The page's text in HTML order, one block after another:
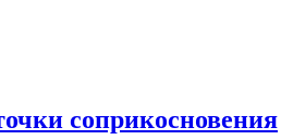
соприкосновения